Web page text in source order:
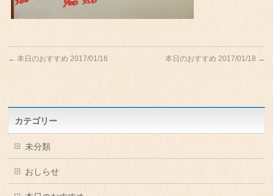
← 本日のおすすめ 2017/01/16 本日のおすすめ 2017/01/18 →
カテゴリー
未分類
おしらせ